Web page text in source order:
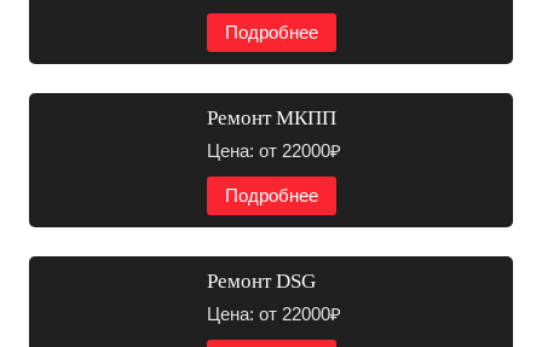
Подробнее
Ремонт МКПП
Цена: от 22000₽
Подробнее
Ремонт DSG
Цена: от 22000₽